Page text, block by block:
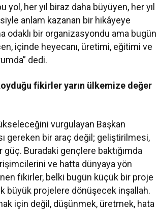
her yıl biraz daha büyüyen, her yıl
anlam kazanan bir hikâyeye
odaklı bir organizasyondu ama bugün
içinde heyecanı, üretimi, eğitimi ve
dedi.
fikirler yarın ülkemize değer
vurgulayan Başkan
gereken bir araç değil; geliştirilmesi,
Buradaki gençlere baktığımda
ve hatta dünyaya yön
fikirler, belki bugün küçük bir proje
büyük projelere dönüşecek inşallah.
için değil, düşünmek, üretmek, hata